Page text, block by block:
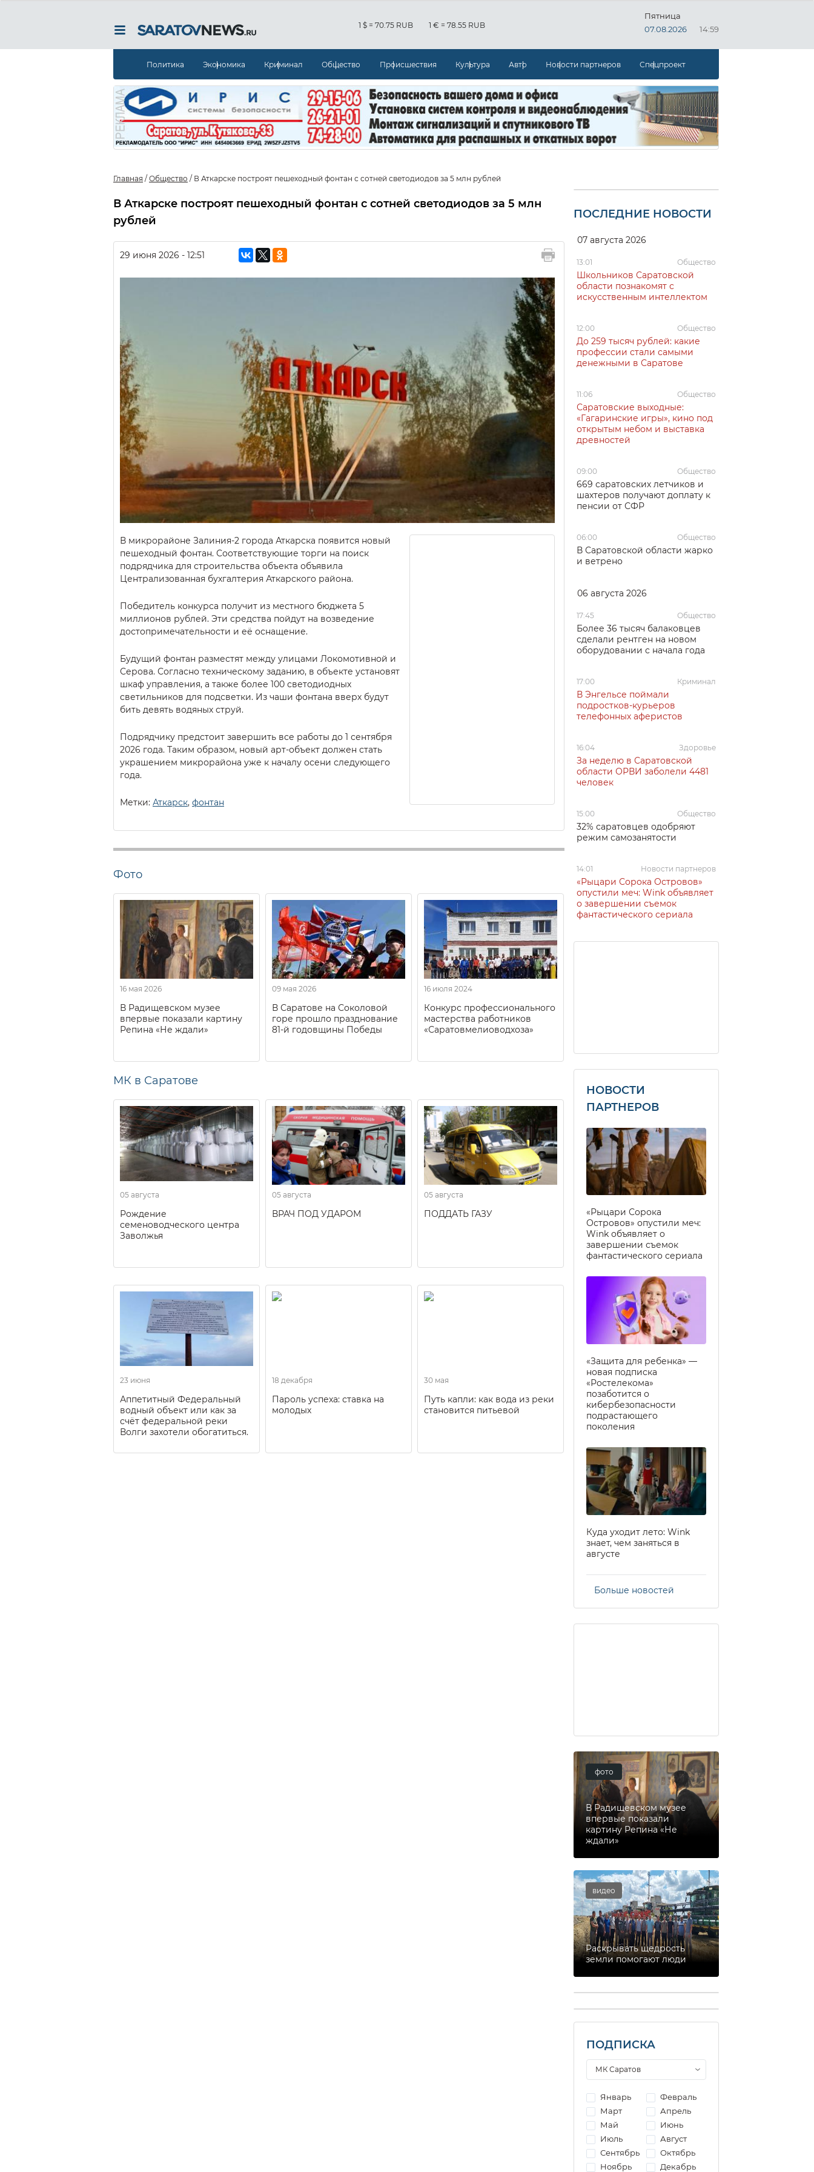
1 $ = 70.75 RUB 1 € = 78.55 RUB
Пятница
07.08.2026
14:59
Политика Экономика Криминал Общество Происшествия Культура Авто Новости партнеров Спецпроект
Главная / Общество / В Аткарске построят пешеходный фонтан с сотней светодиодов за 5 млн рублей
В Аткарске построят пешеходный фонтан с сотней светодиодов за 5 млн
рублей
29 июня 2026 - 12:51
В микрорайоне Залиния-2 города Аткарска появится новый
пешеходный фонтан. Соответствующие торги на поиск
подрядчика для строительства объекта объявила
Централизованная бухгалтерия Аткарского района.
Победитель конкурса получит из местного бюджета 5
миллионов рублей. Эти средства пойдут на возведение
достопримечательности и её оснащение.
Будущий фонтан разместят между улицами Локомотивной и
Серова. Согласно техническому заданию, в объекте установят
шкаф управления, а также более 100 светодиодных
светильников для подсветки. Из чаши фонтана вверх будут
бить девять водяных струй.
Подрядчику предстоит завершить все работы до 1 сентября
2026 года. Таким образом, новый арт-объект должен стать
украшением микрорайона уже к началу осени следующего
года.
Метки: Аткарск, фонтан
Фото
16 мая 2026
В Радищевском музее
впервые показали картину
Репина «Не ждали»
09 мая 2026
В Саратове на Соколовой
горе прошло празднование
81-й годовщины Победы
16 июля 2024
Конкурс профессионального
мастерства работников
«Саратовмелиоводхоза»
МК в Саратове
05 августа
Рождение
семеноводческого центра
Заволжья
05 августа
ВРАЧ ПОД УДАРОМ
05 августа
ПОДДАТЬ ГАЗУ
23 июня
Аппетитный Федеральный
водный объект или как за
счёт федеральной реки
Волги захотели обогатиться.
18 декабря
Пароль успеха: ставка на
молодых
30 мая
Путь капли: как вода из реки
становится питьевой
ПОСЛЕДНИЕ НОВОСТИ
07 августа 2026
13:01 Общество
Школьников Саратовской
области познакомят с
искусственным интеллектом
12:00 Общество
До 259 тысяч рублей: какие
профессии стали самыми
денежными в Саратове
11:06 Общество
Саратовские выходные:
«Гагаринские игры», кино под
открытым небом и выставка
древностей
09:00 Общество
669 саратовских летчиков и
шахтеров получают доплату к
пенсии от СФР
06:00 Общество
В Саратовской области жарко
и ветрено
06 августа 2026
17:45 Общество
Более 36 тысяч балаковцев
сделали рентген на новом
оборудовании с начала года
17:00 Криминал
В Энгельсе поймали
подростков-курьеров
телефонных аферистов
16:04 Здоровье
За неделю в Саратовской
области ОРВИ заболели 4481
человек
15:00 Общество
32% саратовцев одобряют
режим самозанятости
14:01 Новости партнеров
«Рыцари Сорока Островов»
опустили меч: Wink объявляет
о завершении съемок
фантастического сериала
НОВОСТИ
ПАРТНЕРОВ
«Рыцари Сорока
Островов» опустили меч:
Wink объявляет о
завершении съемок
фантастического сериала
«Защита для ребенка» —
новая подписка
«Ростелекома»
позаботится о
кибербезопасности
подрастающего
поколения
Куда уходит лето: Wink
знает, чем заняться в
августе
Больше новостей
фото
В Радищевском музее
впервые показали
картину Репина «Не
ждали»
видео
Раскрывать щедрость
земли помогают люди
ПОДПИСКА
Январь
Февраль
Март
Апрель
Май
Июнь
Июль
Август
Сентябрь
Октябрь
Ноябрь
Декабрь